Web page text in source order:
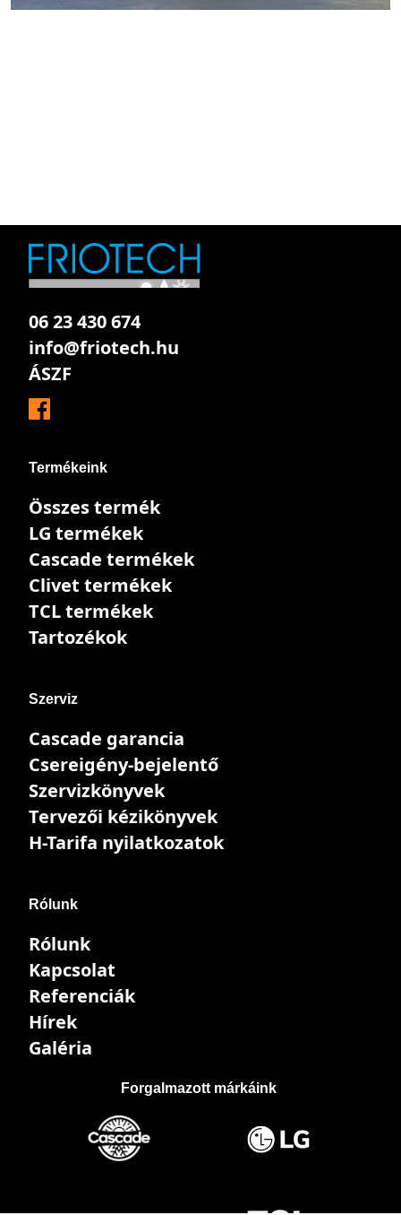
06 23 430 674
info@friotech.hu
ÁSZF
Termékeink
Összes termék
LG termékek
Cascade termékek
Clivet termékek
TCL termékek
Tartozékok
Szerviz
Cascade garancia
Csereigény-bejelentő
Szervizkönyvek
Tervezői kézikönyvek
H-Tarifa nyilatkozatok
Rólunk
Rólunk
Kapcsolat
Referenciák
Hírek
Galéria
Forgalmazott márkáink